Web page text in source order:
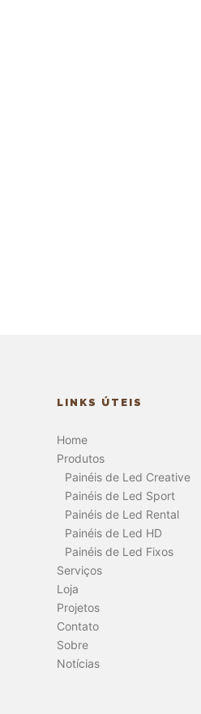
LINKS ÚTEIS
Home
Produtos
Painéis de Led Creative
Painéis de Led Sport
Painéis de Led Rental
Painéis de Led HD
Painéis de Led Fixos
Serviços
Loja
Projetos
Contato
Sobre
Notícias